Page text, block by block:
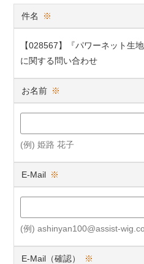
件名 ※
【028567】『パワーネット
に関する問い合わせ
お名前 ※
(例) 姫路 花子
E-Mail ※
(例) ashinyan100@assist-
E-Mail（確認） ※